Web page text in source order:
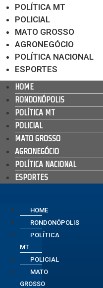
POLÍTICA MT
POLICIAL
MATO GROSSO
AGRONEGÓCIO
POLÍTICA NACIONAL
ESPORTES
HOME
RONDONÓPOLIS
POLÍTICA MT
POLICIAL
MATO GROSSO
AGRONEGÓCIO
POLÍTICA NACIONAL
ESPORTES
HOME
RONDONÓPOLIS
POLÍTICA
MT
POLICIAL
MATO
GROSSO